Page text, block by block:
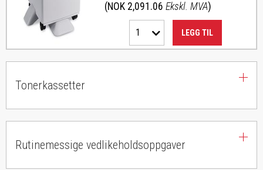
(NOK 2,091.06 Ekskl. MVA)
1 LEGG TIL
Tonerkassetter
Rutinemessige vedlikeholdsoppgaver